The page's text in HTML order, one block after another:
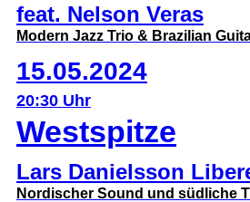
feat. Nelson Veras
Modern Jazz Trio & Brazilian
15.05.2024
20:30 Uhr
Westspitze
Lars Danielsson
Nordischer Sound und südliche